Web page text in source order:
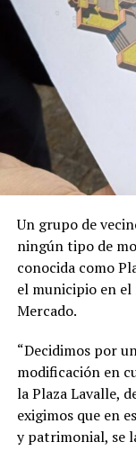
Ayer, el fiscal
testigos,
presunta
personas.
Por este caso
años.
Un grupo de
ningún tipo de
conocida como
el municipio en
Mercado.
“Decidimos por
modificación en
la Plaza Lavalle,
exigimos que en
y patrimonial, se